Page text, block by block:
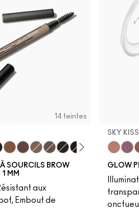
14 teintes
Penny
SOURCILS BROW
1 MM
aux
Embout de
SKY
GLOW